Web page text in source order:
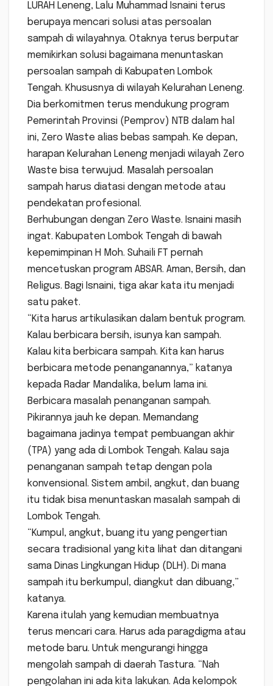
LURAH Leneng, Lalu Muhammad Isnaini terus
berupaya mencari solusi atas persoalan
sampah di wilayahnya. Otaknya terus berputar
memikirkan solusi bagaimana menuntaskan
persoalan sampah di Kabupaten Lombok
Tengah. Khususnya di wilayah Kelurahan Leneng.
Dia berkomitmen terus mendukung program
Pemerintah Provinsi (Pemprov) NTB dalam hal
ini, Zero Waste alias bebas sampah. Ke depan,
harapan Kelurahan Leneng menjadi wilayah Zero
Waste bisa terwujud. Masalah persoalan
sampah harus diatasi dengan metode atau
pendekatan profesional.
Berhubungan dengan Zero Waste. Isnaini masih
ingat. Kabupaten Lombok Tengah di bawah
kepemimpinan H Moh. Suhaili FT pernah
mencetuskan program ABSAR. Aman, Bersih, dan
Religus. Bagi Isnaini, tiga akar kata itu menjadi
satu paket.
“Kita harus artikulasikan dalam bentuk program.
Kalau berbicara bersih, isunya kan sampah.
Kalau kita berbicara sampah. Kita kan harus
berbicara metode penanganannya,” katanya
kepada Radar Mandalika, belum lama ini.
Berbicara masalah penanganan sampah.
Pikirannya jauh ke depan. Memandang
bagaimana jadinya tempat pembuangan akhir
(TPA) yang ada di Lombok Tengah. Kalau saja
penanganan sampah tetap dengan pola
konvensional. Sistem ambil, angkut, dan buang
itu tidak bisa menuntaskan masalah sampah di
Lombok Tengah.
“Kumpul, angkut, buang itu yang pengertian
secara tradisional yang kita lihat dan ditangani
sama Dinas Lingkungan Hidup (DLH). Di mana
sampah itu berkumpul, diangkut dan dibuang,”
katanya.
Karena itulah yang kemudian membuatnya
terus mencari cara. Harus ada paragdigma atau
metode baru. Untuk mengurangi hingga
mengolah sampah di daerah Tastura. “Nah
pengolahan ini ada kita lakukan. Ada kelompok